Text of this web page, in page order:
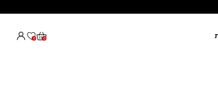
0
0